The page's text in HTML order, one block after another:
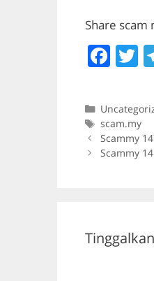
Share scam
F
c
e
b
T
Categories
Tags
scam.my
Scammy
Scammy